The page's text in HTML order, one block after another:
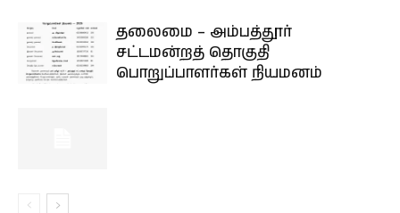
தலைமை – அம்பத்தூர்
சட்டமன்றத் தொகுதி
பொறுப்பாளர்கள் நியமனம்